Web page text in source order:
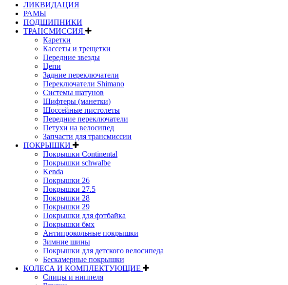
ЛИКВИДАЦИЯ
РАМЫ
ПОДШИПНИКИ
ТРАНСМИССИЯ
Каретки
Кассеты и трещетки
Передние звезды
Цепи
Задние переключатели
Переключатели Shimano
Системы шатунов
Шифтеры (манетки)
Шоссейные пистолеты
Передние переключатели
Петухи на велосипед
Запчасти для трансмиссии
ПОКРЫШКИ
Покрышки Continental
Покрышки schwalbe
Kenda
Покрышки 26
Покрышки 27.5
Покрышки 28
Покрышки 29
Покрышки для фэтбайка
Покрышки бмх
Антипрокольные покрышки
Зимние шины
Покрышки для детского велосипеда
Бескамерные покрышки
КОЛЕСА И КОМПЛЕКТУЮЩИЕ
Спицы и ниппеля